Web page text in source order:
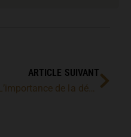
ARTICLE SUIVANT
L’importance de la décoration haut de gamme